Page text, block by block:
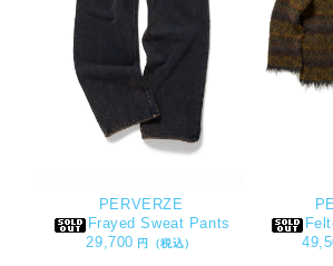
PERVERZE
Frayed Sweat Pants
29,700 円（税込）